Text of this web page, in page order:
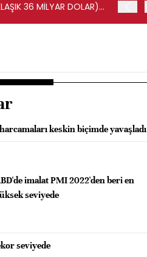
36 MİLYAR DOLAR)
keskin biçimde yavaşladı
imalat PMI 2022'den beri en
seviyede
seviyede